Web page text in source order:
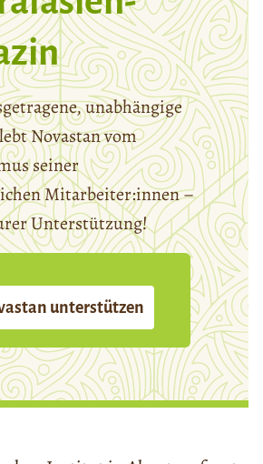
unabhängige
Novastan vom
seiner
Mitarbeiter:innen –
Unterstützung!
unterstützen